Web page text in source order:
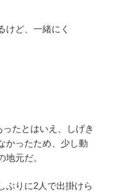
けど、一緒にく
たとはいえ、しげき
かったため、少し動
元だ。
ぶりに2人で出掛けら